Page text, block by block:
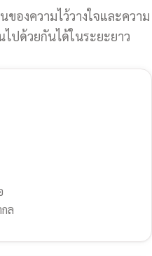
องความไว้วางใจและความ
ไปด้วยกันได้ในระยะยาว
ล